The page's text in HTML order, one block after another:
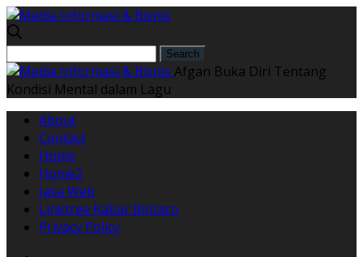
Afgan Buka Diri Tentang
Kondisi Mental dalam Lagu
About
Contact
Home
Home2
Jasa Web
Linktree Kabar Bintaro
Privacy Policy